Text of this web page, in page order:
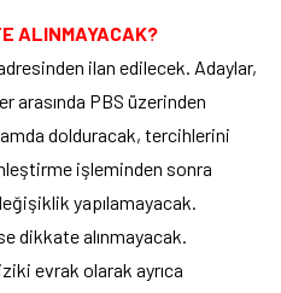
ALINMAYACAK?
ilan edilecek. Adaylar,
arasında PBS üzerinden
dolduracak, tercihlerini
işleminden sonra
yapılamayacak.
dikkate alınmayacak.
evrak olarak ayrıca